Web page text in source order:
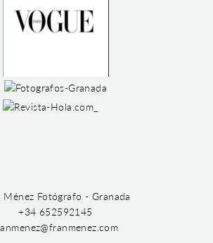
Ménez Fotógrafo - Granada
+34 652592145